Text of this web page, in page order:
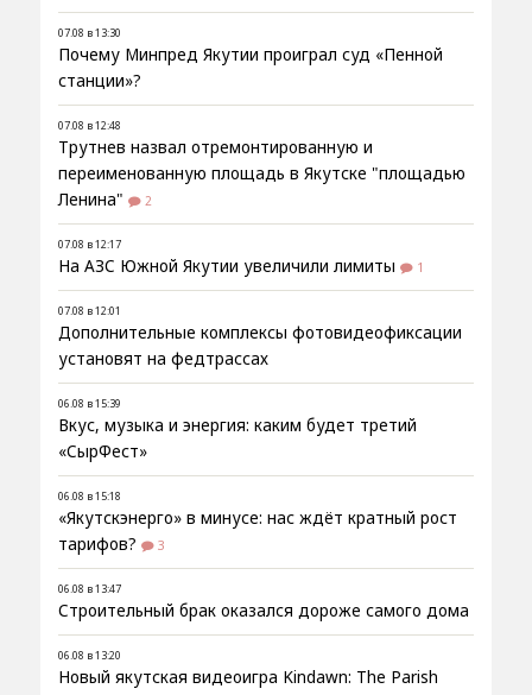
07.08 в 13:30
Почему Минпред Якутии проиграл суд «Пенной
станции»?
07.08 в 12:48
Трутнев назвал отремонтированную и
переименованную площадь в Якутске "площадью
Ленина"
2
07.08 в 12:17
На АЗС Южной Якутии увеличили лимиты 1
07.08 в 12:01
Дополнительные комплексы фотовидеофиксации
установят на федтрассах
06.08 в 15:39
Вкус, музыка и энергия: каким будет третий
«СырФест»
06.08 в 15:18
«Якутскэнерго» в минусе: нас ждёт кратный рост
тарифов?
3
06.08 в 13:47
Строительный брак оказался дороже самого дома
06.08 в 13:20
Новый якутская видеоигра Kindawn: The Parish